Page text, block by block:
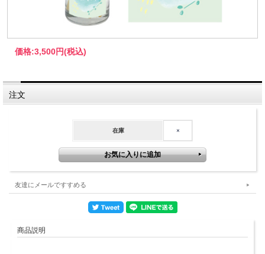
価格:3,500円(税込)
注文
在庫 ×
友達にメールですすめる
商品説明